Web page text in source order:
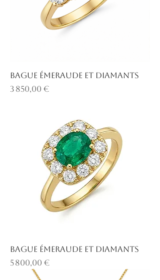
Bague émeraude et diamants
Prix
3 850,00 €
Bague émeraude et diamants
Prix
5 800,00 €